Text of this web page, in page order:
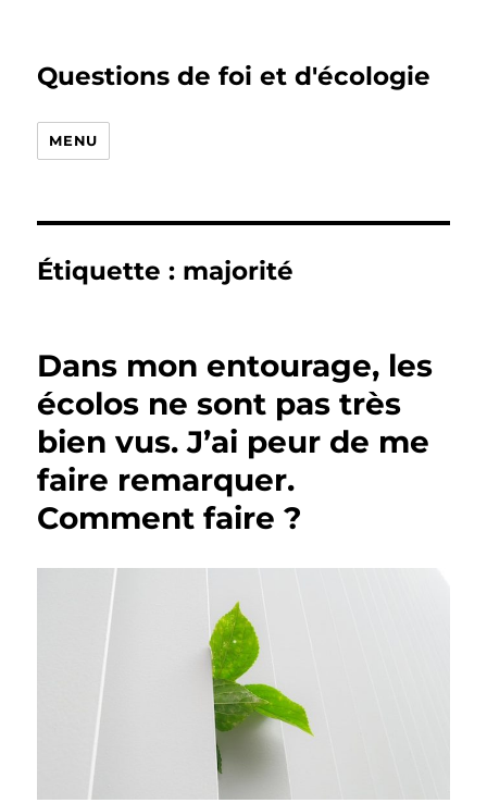
Questions de foi et d'écologie
MENU
Étiquette : majorité
Dans mon entourage, les
écolos ne sont pas très
bien vus. J’ai peur de me
faire remarquer.
Comment faire ?